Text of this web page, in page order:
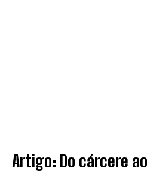
Artigo: Do cárcere